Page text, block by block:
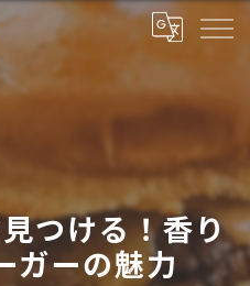
つける！香り
ガーの魅力